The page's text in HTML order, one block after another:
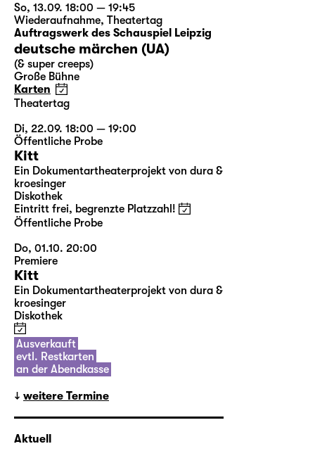
So, 13.09. 18:00 — 19:45
Wiederaufnahme, Theatertag
Auftragswerk des Schauspiel Leipzig
deutsche märchen (UA)
(& super creeps)
Große Bühne
Karten
Theatertag
Di, 22.09. 18:00 — 19:00
Öffentliche Probe
Kitt
Ein Dokumentartheaterprojekt von dura &
kroesinger
Diskothek
Eintritt frei, begrenzte Platzzahl!
Öffentliche Probe
Do, 01.10. 20:00
Premiere
Kitt
Ein Dokumentartheaterprojekt von dura &
kroesinger
Diskothek
Ausverkauft
evtl. Restkarten
an der Abendkasse
weitere Termine
Aktuell